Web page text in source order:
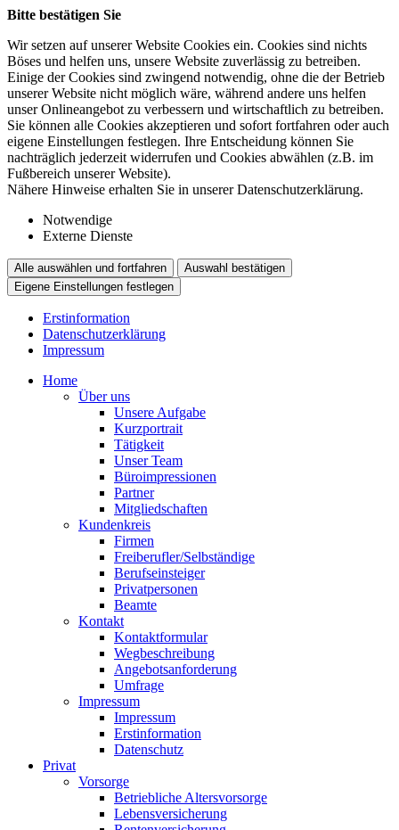
Bitte bestätigen Sie
Wir setzen auf unserer Website Cookies ein. Cookies sind nichts
Böses und helfen uns, unsere Website zuverlässig zu betreiben.
Einige der Cookies sind zwingend notwendig, ohne die der Betrieb
unserer Website nicht möglich wäre, während andere uns helfen
unser Onlineangebot zu verbessern und wirtschaftlich zu betreiben.
Sie können alle Cookies akzeptieren und sofort fortfahren oder auch
eigene Einstellungen festlegen. Ihre Entscheidung können Sie
nachträglich jederzeit widerrufen und Cookies abwählen (z.B. im
Fußbereich unserer Website).
Nähere Hinweise erhalten Sie in unserer Datenschutzerklärung.
Notwendige
Externe Dienste
Alle auswählen und fortfahren
Auswahl bestätigen
Eigene Einstellungen festlegen
Erstinformation
Datenschutzerklärung
Impressum
Home
Über uns
Unsere Aufgabe
Kurzportrait
Tätigkeit
Unser Team
Büroimpressionen
Partner
Mitgliedschaften
Kundenkreis
Firmen
Freiberufler/Selbständige
Berufseinsteiger
Privatpersonen
Beamte
Kontakt
Kontaktformular
Wegbeschreibung
Angebotsanforderung
Umfrage
Impressum
Impressum
Erstinformation
Datenschutz
Privat
Vorsorge
Betriebliche Altersvorsorge
Lebensversicherung